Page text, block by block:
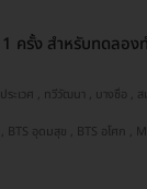
ครั้ง สำหรับทดลอง